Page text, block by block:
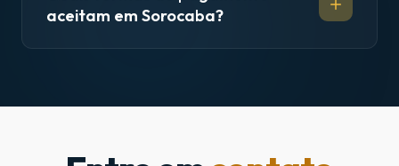
aceitam em Sorocaba?